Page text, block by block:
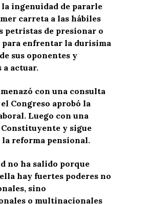
la ingenuidad de pararle
carreta a las hábiles
petristas de presionar o
para enfrentar la durísima
sus oponentes y
actuar.
con una consulta
Congreso aprobó la
Luego con una
Constituyente y sigue
la reforma pensional.
no ha salido porque
hay fuertes poderes no
sino
o multinacionales